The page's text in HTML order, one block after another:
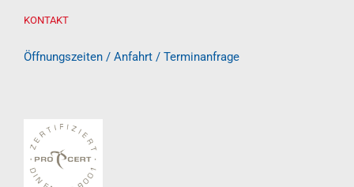
KONTAKT
Öffnungszeiten / Anfahrt / Terminanfrage